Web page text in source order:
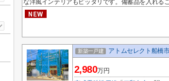
な洋風インテリアもピッタリです。備蓄品を入れる
新築一戸建 アトムセレクト船
2,980万円